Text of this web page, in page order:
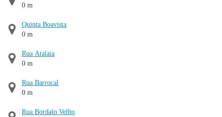
0 m
Quinta Boavista
0 m
Rua Atalaia
0 m
Rua Barrocal
0 m
Rua Bordalo Velho